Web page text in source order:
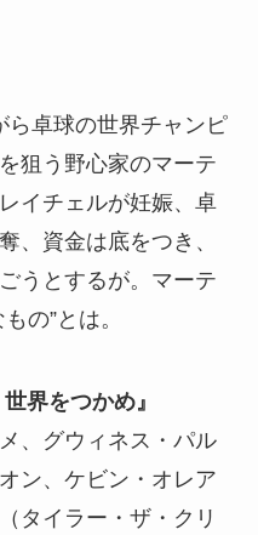
ら卓球の世界チャンピ
狙う野心家のマーテ
イチェルが妊娠、卓
、資金は底をつき、
うとするが。マーテ
の”とは。
界をつかめ』
、グウィネス・パル
ン、ケビン・オレア
タイラー・ザ・クリ